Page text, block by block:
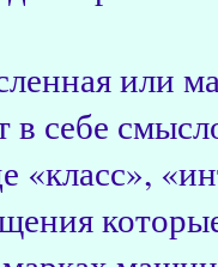
или
в себе
«класс»,
которые